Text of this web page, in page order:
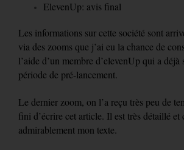
ElevenUp: avis final
Les informations sur cette société sont
via des zooms que j’ai eu la chance de
l’aide d’un membre d’elevenUp qui a
période de pré-lancement.
Le dernier zoom, on l’a reçu très peu de
fini d’écrire cet article. Il est très détaillé et
admirablement mon texte.